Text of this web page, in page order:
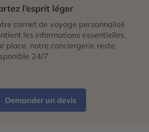
l’esprit léger
carnet de voyage personnalisé
les informations essentielles.
place, notre conciergerie reste
24/7
Demander un devis